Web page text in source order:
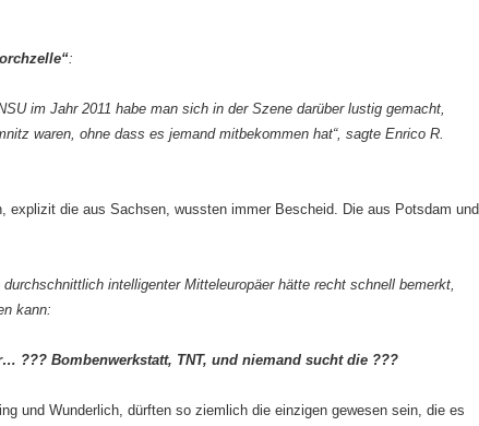
:
im Jahr 2011 habe man sich in der Szene darüber lustig gemacht,
waren, ohne dass es jemand mitbekommen hat“, sagte Enrico R.
explizit die aus Sachsen, wussten immer Bescheid. Die aus Potsdam und
intelligenter Mitteleuropäer hätte recht schnell bemerkt,
kann:
??? Bombenwerkstatt, TNT, und niemand sucht die ???
und Wunderlich, dürften so ziemlich die einzigen gewesen sein, die es